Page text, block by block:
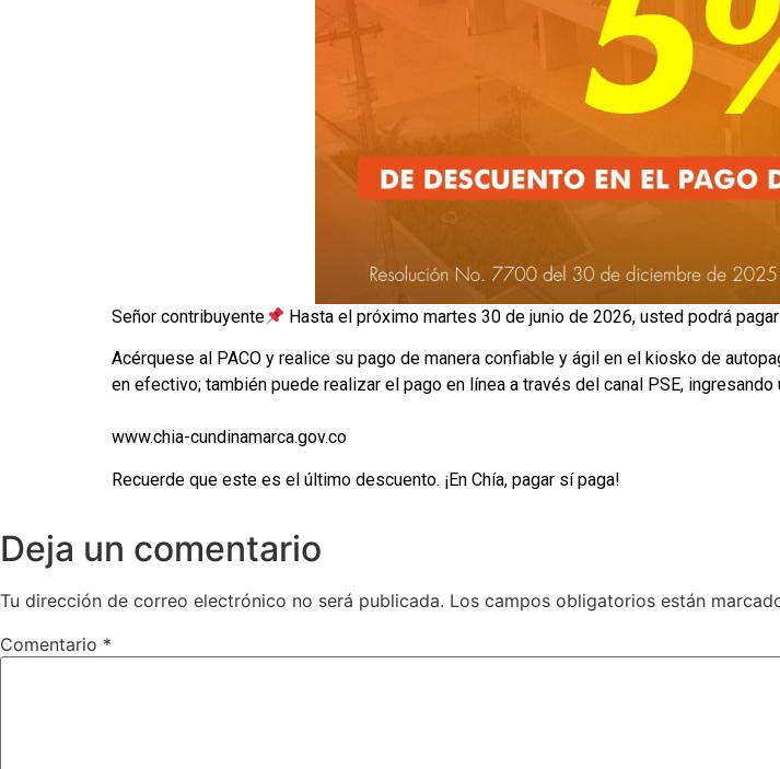
Señor contribuyente Hasta el próximo martes 30 de junio de 2026, usted podrá
Acérquese al PACO y realice su pago de manera confiable y ágil en el kiosko de
en efectivo; también puede realizar el pago en línea a través del canal PSE,
www.chia-cundinamarca.gov.co
Recuerde que este es el último descuento. ¡En Chía, pagar sí paga!
Deja un comentario
Tu dirección de correo electrónico no será publicada. Los campos obligatorios están
Comentario *